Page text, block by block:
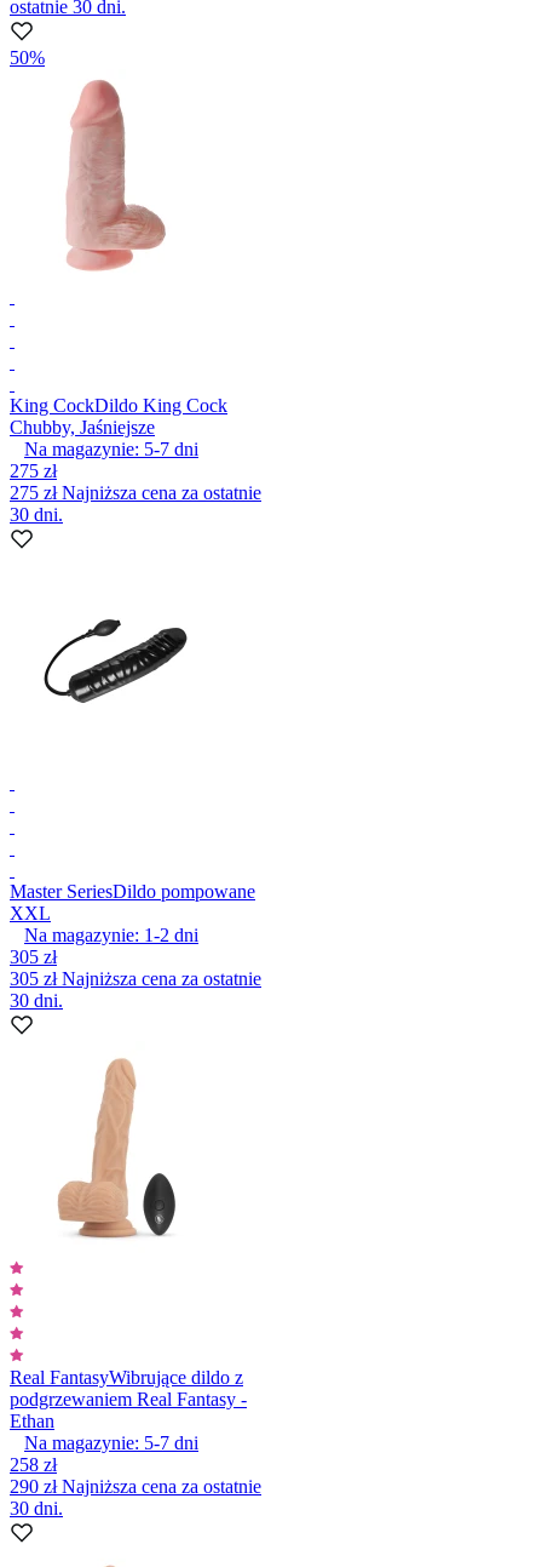
ostatnie 30 dni.
50%
King CockDildo King Cock
Chubby, Jaśniejsze
Na magazynie: 5-7 dni
275 zł
275 złNajniższa cena za ostatnie
30 dni.
Master SeriesDildo pompowane
XXL
Na magazynie: 1-2 dni
305 zł
305 złNajniższa cena za ostatnie
30 dni.
Real FantasyWibrujące dildo z
podgrzewaniem Real Fantasy -
Ethan
Na magazynie: 5-7 dni
258 zł
290 złNajniższa cena za ostatnie
30 dni.